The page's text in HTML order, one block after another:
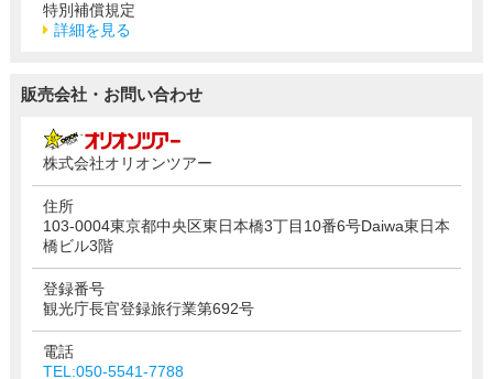
特別補償規定
詳細を見る
販売会社・お問い合わせ
株式会社オリオンツアー
住所
103-0004東京都中央区東日本橋3丁目10番6号Daiwa東日本
橋ビル3階
登録番号
観光庁長官登録旅行業第692号
電話
TEL:050-5541-7788